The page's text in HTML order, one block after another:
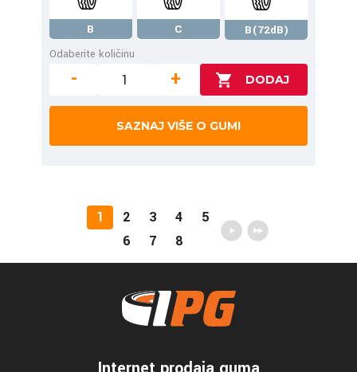
B C
B(72dB)
Odaberite količinu
- +
SAZNAJ VIŠE O GUMI
1 2 3 4
5
6
7 8